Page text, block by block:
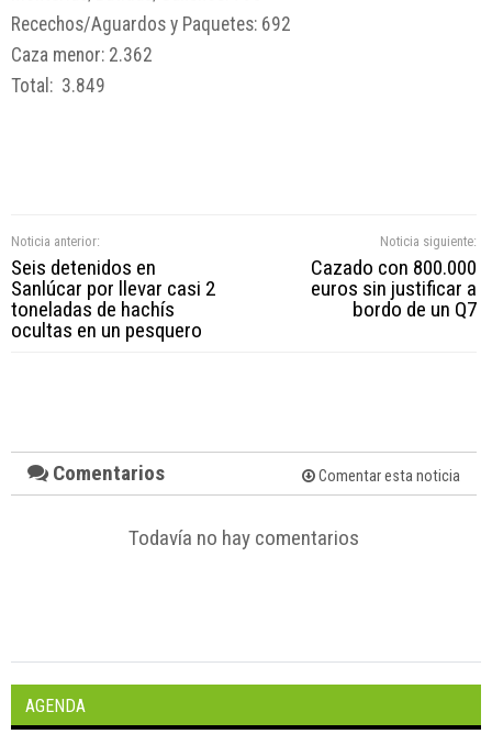
Recechos/Aguardos y Paquetes: 692
Caza menor: 2.362
Total: 3.849
Noticia anterior:
Seis detenidos en
Sanlúcar por llevar casi 2
toneladas de hachís
ocultas en un pesquero
Noticia siguiente:
Cazado con 800.000
euros sin justificar a
bordo de un Q7
Comentarios Comentar esta noticia
Todavía no hay comentarios
AGENDA